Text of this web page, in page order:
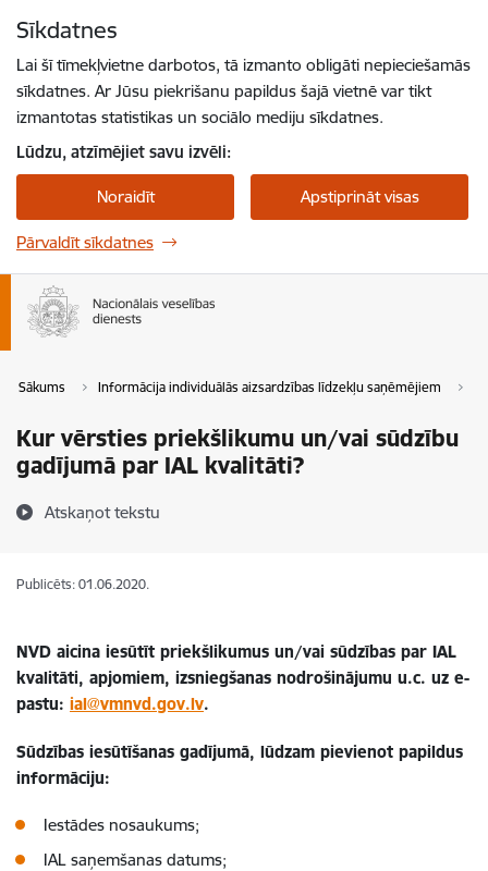
Sīkdatnes
Lai šī tīmekļvietne darbotos, tā izmanto obligāti nepieciešamās
sīkdatnes. Ar Jūsu piekrišanu papildus šajā vietnē var tikt
izmantotas statistikas un sociālo mediju sīkdatnes.
Lūdzu, atzīmējiet savu izvēli:
Noraidīt Apstiprināt visas
Pārvaldīt sīkdatnes
Sākums Informācija individuālās aizsardzības līdzekļu saņēmējiem
Kur vērsties priekšlikumu un/vai sūdzību
gadījumā par IAL kvalitāti?
Atskaņot tekstu
Publicēts: 01.06.2020.
NVD aicina iesūtīt priekšlikumus un/vai sūdzības par IAL
kvalitāti, apjomiem, izsniegšanas nodrošinājumu u.c. uz e-
pastu: ial@vmnvd.gov.lv.
Sūdzības iesūtīšanas gadījumā, lūdzam pievienot papildus
informāciju:
Iestādes nosaukums;
IAL saņemšanas datums;